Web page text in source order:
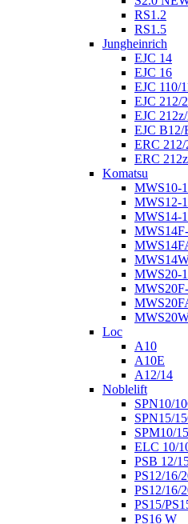
RS1.2
RS1.5
Jungheinrich
EJC 14
EJC 16
EJC 110/
EJC 212/
EJC
EJC
ERC
ERC
Komatsu
MWS10-
MWS12-
MWS14-
MWS20-
Loc
A10
A10E
A12/14
Noblelift
SPN10/
SPN15/
SPM10/15
ELC 10/
PSB 12/
PS12/16/
PS12/16/
PS15/
PS16 W